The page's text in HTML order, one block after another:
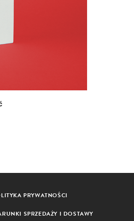
PRYWATNOŚCI
SPRZEDAŻY I DOSTAWY